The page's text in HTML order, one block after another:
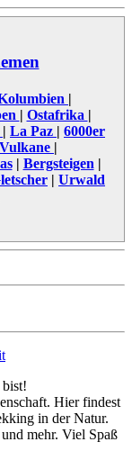
|
| Ostafrika |
| La Paz | 6000er
Vulkane |
| Bergsteigen |
| Urwald
Hier findest
in der Natur.
mehr. Viel Spaß